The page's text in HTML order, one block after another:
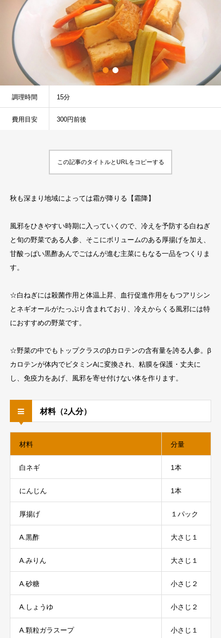
調理時間 15分
費用目安 300円前後
この記事のタイトルとURLをコピーする
秋も深まり地域によっては霜が降りる【霜降】
風邪をひきやすい時期に入っていくので、冷えを予防する白ねぎ
と旬の野菜である人参、そこにボリュームのある厚揚げを加え、
甘酸っぱい黒酢あんでごはんが進む主菜にもなる一品をつくりま
す。
☆白ねぎには殺菌作用と体温上昇、血行促進作用をもつアリシン
とネギオールがたっぷり含まれており、冷えからくる風邪には特
におすすめの野菜です。
☆野菜の中でもトップクラスのβカロテンの含有量を誇る人参。β
カロテンが体内でビタミンAに変換され、粘膜を保護・丈夫に
し、免疫力をあげ、風邪を寄せ付けない体を作ります。
材料（2人分）
材料 分量
白ネギ 1本
にんじん 1本
厚揚げ １パック
A.黒酢 大さじ１
A.みりん 大さじ１
A.砂糖 小さじ２
A.しょうゆ 小さじ２
A.顆粒ガラスープ 小さじ１